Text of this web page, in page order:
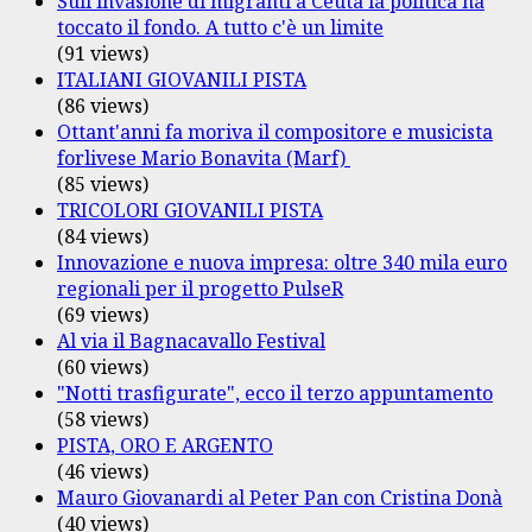
toccato il fondo. A tutto c'è un limite
(91 views)
ITALIANI GIOVANILI PISTA
(86 views)
Ottant'anni fa moriva il compositore e musicista
forlivese Mario Bonavita (Marf)
(85 views)
TRICOLORI GIOVANILI PISTA
(84 views)
Innovazione e nuova impresa: oltre 340 mila euro
regionali per il progetto PulseR
(69 views)
Al via il Bagnacavallo Festival
(60 views)
"Notti trasfigurate", ecco il terzo appuntamento
(58 views)
PISTA, ORO E ARGENTO
(46 views)
Mauro Giovanardi al Peter Pan con Cristina Donà
(40 views)